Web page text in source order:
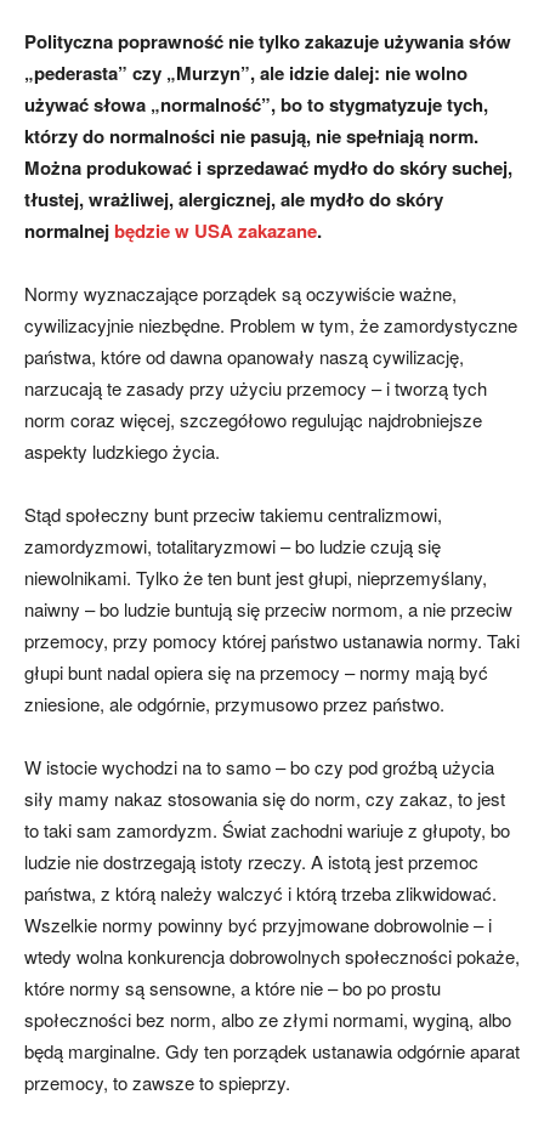
Polityczna poprawność nie tylko zakazuje używania słów
„pederasta” czy „Murzyn”, ale idzie dalej: nie wolno
używać słowa „normalność”, bo to stygmatyzuje tych,
którzy do normalności nie pasują, nie spełniają norm.
Można produkować i sprzedawać mydło do skóry suchej,
tłustej, wrażliwej, alergicznej, ale mydło do skóry
normalnejbędzie w USA zakazane.
Normy wyznaczające porządek są oczywiście ważne,
cywilizacyjnie niezbędne. Problem w tym, że zamordystyczne
państwa, które od dawna opanowały naszą cywilizację,
narzucają te zasady przy użyciu przemocy – i tworzą tych
norm coraz więcej, szczegółowo regulując najdrobniejsze
aspekty ludzkiego życia.
Stąd społeczny bunt przeciw takiemu centralizmowi,
zamordyzmowi, totalitaryzmowi – bo ludzie czują się
niewolnikami. Tylko że ten bunt jest głupi, nieprzemyślany,
naiwny – bo ludzie buntują się przeciw normom, a nie przeciw
przemocy, przy pomocy której państwo ustanawia normy. Taki
głupi bunt nadal opiera się na przemocy – normy mają być
zniesione, ale odgórnie, przymusowo przez państwo.
W istocie wychodzi na to samo – bo czy pod groźbą użycia
siły mamy nakaz stosowania się do norm, czy zakaz, to jest
to taki sam zamordyzm. Świat zachodni wariuje z głupoty, bo
ludzie nie dostrzegają istoty rzeczy. A istotą jest przemoc
państwa, z którą należy walczyć i którą trzeba zlikwidować.
Wszelkie normy powinny być przyjmowane dobrowolnie – i
wtedy wolna konkurencja dobrowolnych społeczności pokaże,
które normy są sensowne, a które nie – bo po prostu
społeczności bez norm, albo ze złymi normami, wyginą, albo
będą marginalne. Gdy ten porządek ustanawia odgórnie aparat
przemocy, to zawsze to spieprzy.